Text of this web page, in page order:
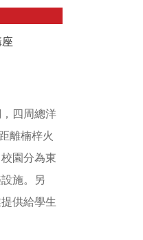
四周總洋
離楠梓火
園分為東
施。另
供給學生